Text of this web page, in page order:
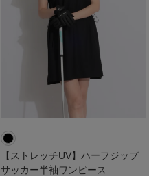
【ストレッチUV】ハーフジップ
サッカー半袖ワンピース